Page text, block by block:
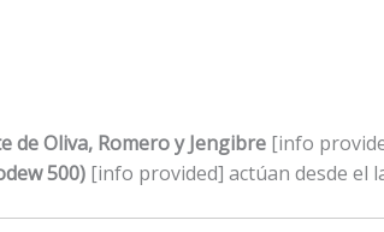
de Oliva, Romero y Jengibre [info
500) [info provided] actúan desde el